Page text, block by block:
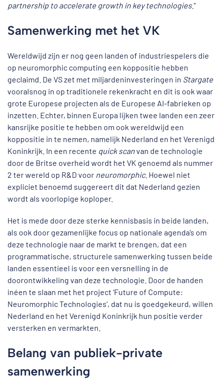
partnership to accelerate growth in key technologies.”
Samenwerking met het VK
Wereldwijd zijn er nog geen landen of industriespelers die
op neuromorphic computing een koppositie hebben
geclaimd. De VS zet met miljardeninvesteringen in Stargate
vooralsnog in op traditionele rekenkracht en dit is ook waar
grote Europese projecten als de Europese AI-fabrieken op
inzetten. Echter, binnen Europa lijken twee landen een zeer
kansrijke positie te hebben om ook wereldwijd een
koppositie in te nemen, namelijk Nederland en het Verenigd
Koninkrijk. In een recente quick scanvan de technologie
door de Britse overheid wordt het VK genoemd als nummer
2 ter wereld op R&D voor neuromorphic. Hoewel niet
expliciet benoemd suggereert dit dat Nederland gezien
wordt als voorlopige koploper.
Het is mede door deze sterke kennisbasis in beide landen,
als ook door gezamenlijke focus op nationale agenda’s om
deze technologie naar de markt te brengen, dat een
programmatische, structurele samenwerking tussen beide
landen essentieel is voor een versnelling in de
doorontwikkeling van deze technologie. Door de handen
inéen te slaan met het project ‘Future of Compute:
Neuromorphic Technologies’, dat nu is goedgekeurd, willen
Nederland en het Verenigd Koninkrijk hun positie verder
versterken en vermarkten.
Belang van publiek-private
samenwerking